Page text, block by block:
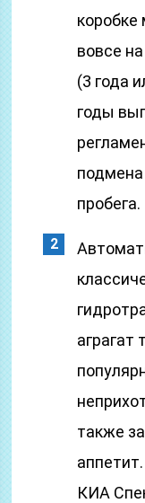
коробке
вовсе
(3 года
годы
пробега.
аграгат
также
КИА